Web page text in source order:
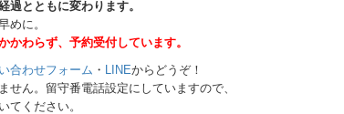
過とともに変わります。
めに。
かわらず、予約受付しています。
合わせフォーム ・ LINEからどうぞ！
せん。留守番電話設定にしていますので、
てください。